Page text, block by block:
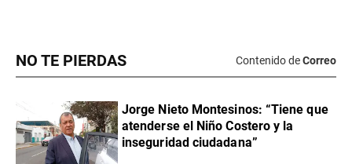
NO TE PIERDAS Contenido deCorreo
Jorge Nieto Montesinos: “Tiene que
atenderse el Niño Costero y la
inseguridad ciudadana”